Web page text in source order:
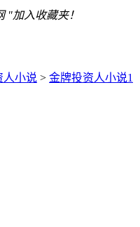
"加入收藏夹！
人小说 > 金牌投资人小说1